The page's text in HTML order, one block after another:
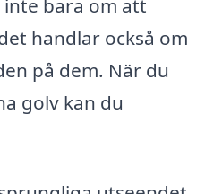
bara om att
handlar också om
på dem. När du
golv kan du